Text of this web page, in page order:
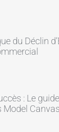
du Déclin
: Le
Model Canvas